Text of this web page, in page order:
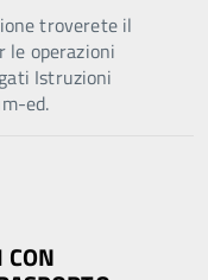
troverete il
le operazioni
Istruzioni
ed.
CON